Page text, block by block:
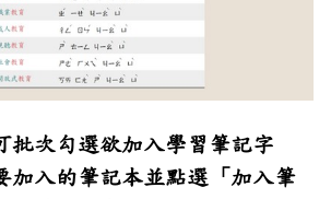
批次勾選欲加入學習筆記字
加入的筆記本並點選「加入筆